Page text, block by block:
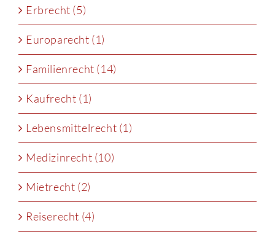
Erbrecht (5)
Europarecht (1)
Familienrecht (14)
Kaufrecht (1)
Lebensmittelrecht (1)
Medizinrecht (10)
Mietrecht (2)
Reiserecht (4)